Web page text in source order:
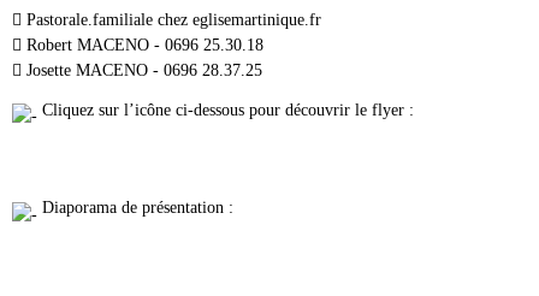
 Pastorale.familiale chez eglisemartinique.fr
 Robert MACENO - 0696 25.30.18
 Josette MACENO - 0696 28.37.25
Cliquez sur l’icône ci-dessous pour découvrir le flyer :
Diaporama de présentation :